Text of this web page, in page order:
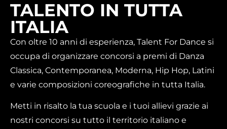
TALENTO IN TUTTA
ITALIA
Con oltre 10 anni di esperienza, Talent For Dance si
occupa di organizzare concorsi a premi di Danza
Classica, Contemporanea, Moderna, Hip Hop, Latini
e varie composizioni coreografiche in tutta Italia.
Metti in risalto la tua scuola e i tuoi allievi grazie ai
nostri concorsi su tutto il territorio italiano e